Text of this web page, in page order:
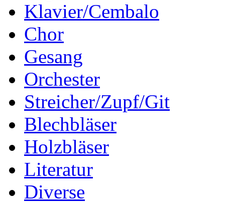
Klavier/Cembalo
Chor
Gesang
Orchester
Streicher/Zupf/Git
Blechbläser
Holzbläser
Literatur
Diverse